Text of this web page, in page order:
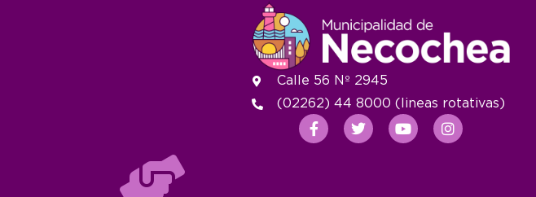
Calle 56 Nº 2945
(02262) 44 8000 (lineas rotativas)